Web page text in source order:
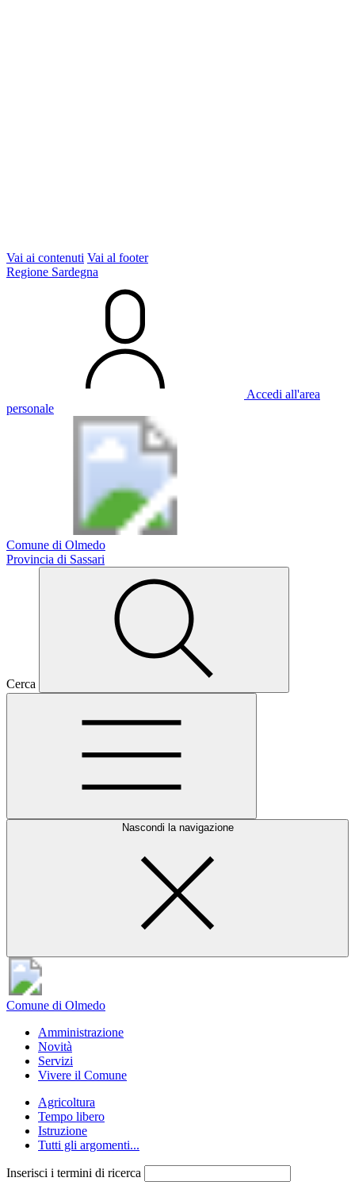
Vai ai contenuti Vai al footer
Regione Sardegna
Accedi all'area
personale
Comune di Olmedo
Provincia di Sassari
Cerca
Nascondi la navigazione
Comune di Olmedo
Amministrazione
Novità
Servizi
Vivere il Comune
Agricoltura
Tempo libero
Istruzione
Tutti gli argomenti...
Inserisci i termini di ricerca